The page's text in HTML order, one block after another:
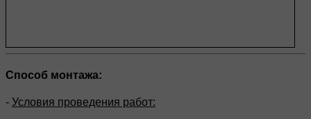
Способ монтажа:
- Условия проведения работ: